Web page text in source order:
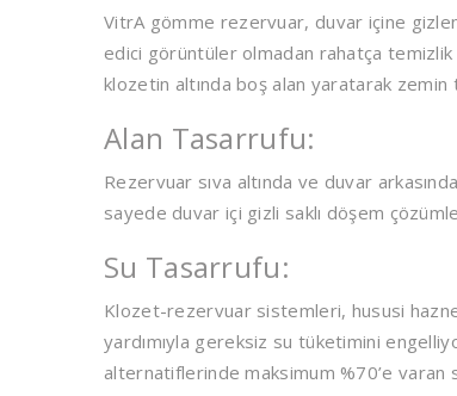
VitrA gömme rezervuar, duvar içine
edici görüntüler olmadan rahatça temizlik
klozetin altında boş alan yaratarak zemin
Alan Tasarrufu:
Rezervuar sıva altında ve duvar
sayede duvar içi gizli saklı döşem
Su Tasarrufu:
Klozet-rezervuar sistemleri, hususi hazne
yardımıyla gereksiz su tüketimini
alternatiflerinde maksimum %70’e varan